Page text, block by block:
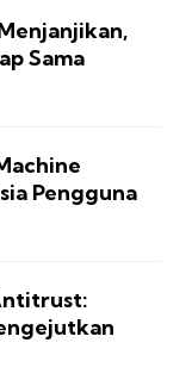
Sama
Pengguna